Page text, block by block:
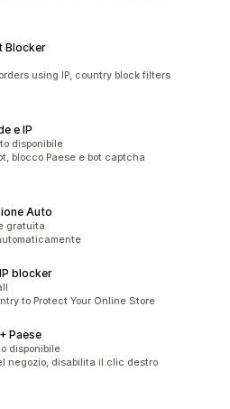
Blocker
using IP, country block filters
e IP
disponibile
blocco Paese e bot captcha
Auto
gratuita
blocker
to Protect Your Online Store
Paese
disponibile
negozio, disabilita il clic destro